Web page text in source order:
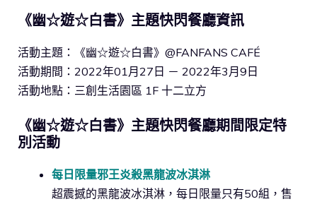
《幽☆遊☆白書》主題快閃餐廳資訊
活動主題：《幽☆遊☆白書》@FANFANS CAFÉ
活動期間：2022年01月27日 － 2022年3月9日
活動地點：三創生活園區 1F 十二立方
《幽☆遊☆白書》主題快閃餐廳期間限定特
別活動
每日限量邪王炎殺黑龍波冰淇淋
超震撼的黑龍波冰淇淋，每日限量只有50組，售